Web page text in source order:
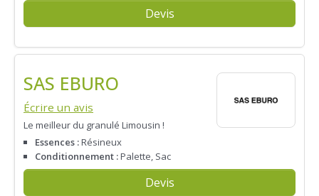
Devis
SAS EBURO
Écrire un avis
Le meilleur du granulé Limousin !
Essences :Résineux
Conditionnement :Palette, Sac
Devis